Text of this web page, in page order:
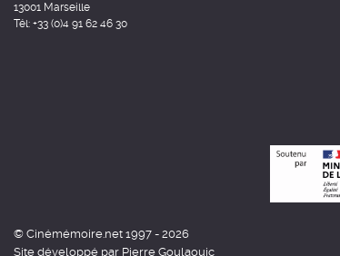
13001 Marseille
Tél: +33 (0)4 91 62 46 30
© Cinémémoire.net 1997 - 2026
Site développé par Pierre Goulaouic